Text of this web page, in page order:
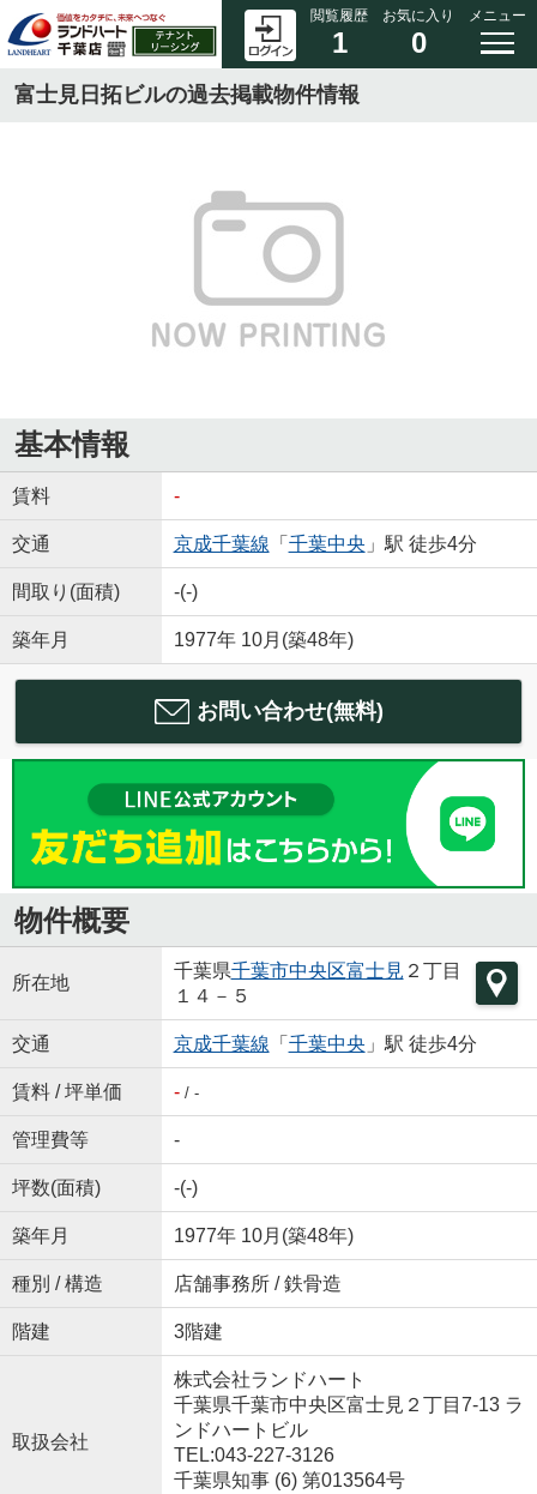
閲覧履歴
1
お気に入り
0
メニュー
富士見日拓ビルの過去掲載物件情報
基本情報
賃料 -
交通 京成千葉線 「 千葉中央 」駅 徒歩4分
間取り(面積) -(-)
築年月 1977年 10月(築48年)
お問い合わせ(無料)
物件概要
所在地
千葉県千葉市中央区富士見 ２丁目
１４－５
交通 京成千葉線 「 千葉中央 」駅 徒歩4分
賃料 / 坪単価 -/ -
管理費等 -
坪数(面積) -(-)
築年月 1977年 10月(築48年)
種別 / 構造 店舗事務所 / 鉄骨造
階建 3階建
取扱会社
株式会社ランドハート
千葉県千葉市中央区富士見２丁目7-13 ラ
ンドハートビル
TEL:043-227-3126
千葉県知事 (6) 第013564号